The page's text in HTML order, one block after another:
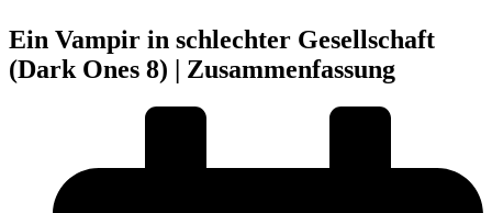
Ein Vampir in schlechter Gesellschaft
(Dark Ones 8) | Zusammenfassung